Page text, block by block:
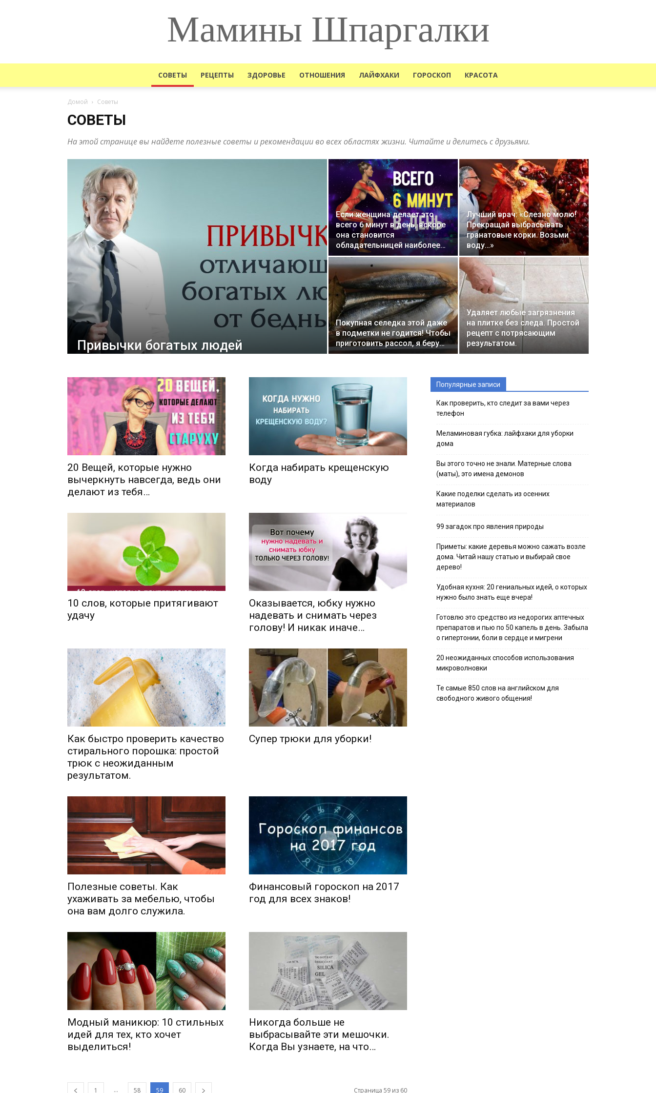
Мамины Шпаргалки
СОВЕТЫ РЕЦЕПТЫ ЗДОРОВЬЕ ОТНОШЕНИЯ ЛАЙФХАКИ ГОРОСКОП КРАСОТА
Домой Советы
СОВЕТЫ
На этой странице вы найдете полезные советы и рекомендации во всех областях жизни. Читайте и делитесь с друзьями.
Привычки богатых людей
Если женщина делает это
всего 6 минут в день, вскоре
она становится
обладательницей наиболее…
Лучший врач: «Слезно молю!
Прекращай выбрасывать
гранатовые корки. Возьми
воду…»
Покупная селедка этой даже
в подметки не годится! Чтобы
приготовить рассол, я беру…
Удаляет любые загрязнения
на плитке без следа. Простой
рецепт с потрясающим
результатом.
20 Вещей, которые нужно
вычеркнуть навсегда, ведь они
делают из тебя…
Когда набирать крещенскую
воду
10 слов, которые притягивают
удачу
Оказывается, юбку нужно
надевать и снимать через
голову! И никак иначе…
Как быстро проверить качество
стирального порошка: простой
трюк с неожиданным
результатом.
Супер трюки для уборки!
Полезные советы. Как
ухаживать за мебелью, чтобы
она вам долго служила.
Финансовый гороскоп на 2017
год для всех знаков!
Модный маникюр: 10 стильных
идей для тех, кто хочет
выделиться!
Никогда больше не
выбрасывайте эти мешочки.
Когда Вы узнаете, на что…
1 … 58 59 60 Страница 59 из 60
Популярные записи
Как проверить, кто следит за вами через
телефон
Меламиновая губка: лайфхаки для уборки
дома
Вы этого точно не знали. Матерные слова
(маты), это имена демонов
Какие поделки сделать из осенних
материалов
99 загадок про явления природы
Приметы: какие деревья можно сажать возле
дома. Читай нашу статью и выбирай свое
дерево!
Удобная кухня: 20 гениальных идей, о которых
нужно было знать еще вчера!
Готовлю это средство из недорогих аптечных
препаратов и пью по 50 капель в день. Забыла
о гипертонии, боли в сердце и мигрени
20 неожиданных способов использования
микроволновки
Те самые 850 слов на английском для
свободного живого общения!